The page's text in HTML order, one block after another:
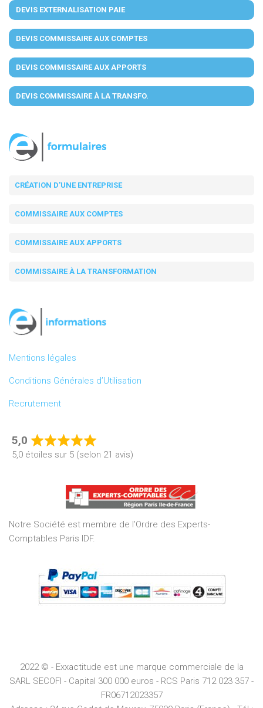
DEVIS EXTERNALISATION PAIE
DEVIS COMMISSAIRE AUX COMPTES
DEVIS COMMISSAIRE AUX APPORTS
DEVIS COMMISSAIRE À LA TRANSFO.
CRÉATION D'UNE ENTREPRISE
COMMISSAIRE AUX COMPTES
COMMISSAIRE AUX APPORTS
COMMISSAIRE À LA TRANSFORMATION
Mentions légales
Conditions Générales d’Utilisation
Recrutement
5,0
Rated
5,0
of
5
5,0 étoiles sur 5 (selon 21 avis)
Notre Société est membre de l’Ordre des Experts-
Comptables Paris IDF.
2022 © - Exxactitude est une marque commerciale de la
SARL SECOFI - Capital 300 000 euros - RCS Paris 712 023 357 -
FR06712023357